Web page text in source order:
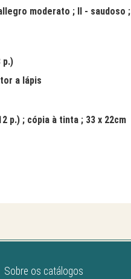
moderato ; II - saudoso
p.)
a lápis
p.) ; cópia à tinta ; 33 x 22cm
Sobre os catálogos